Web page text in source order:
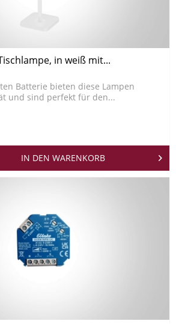
in weiß mit...
Batterie bieten diese Lampen
und sind perfekt für den...
IN DEN WARENKORB